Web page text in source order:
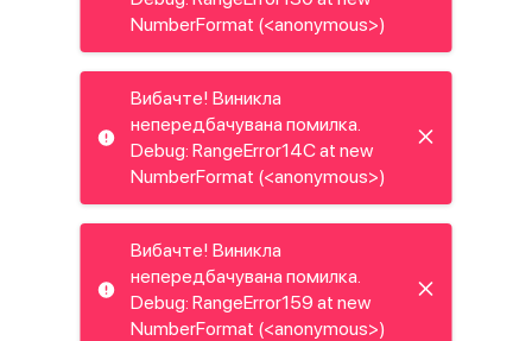
NumberFormat (<anonymous>)
Вибачте! Виникла
непередбачувана помилка.
Debug: RangeError14C at new
NumberFormat (<anonymous>)
Вибачте! Виникла
непередбачувана помилка.
Debug: RangeError159 at new
NumberFormat (<anonymous>)